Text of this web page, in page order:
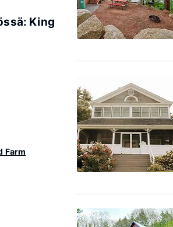
King
Farm